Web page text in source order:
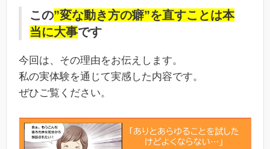
この”変な動き方の癖”を直すことは本
当に大事です
今回は、その理由をお伝えします。
私の実体験を通じて実感した内容です。
ぜひご覧ください。